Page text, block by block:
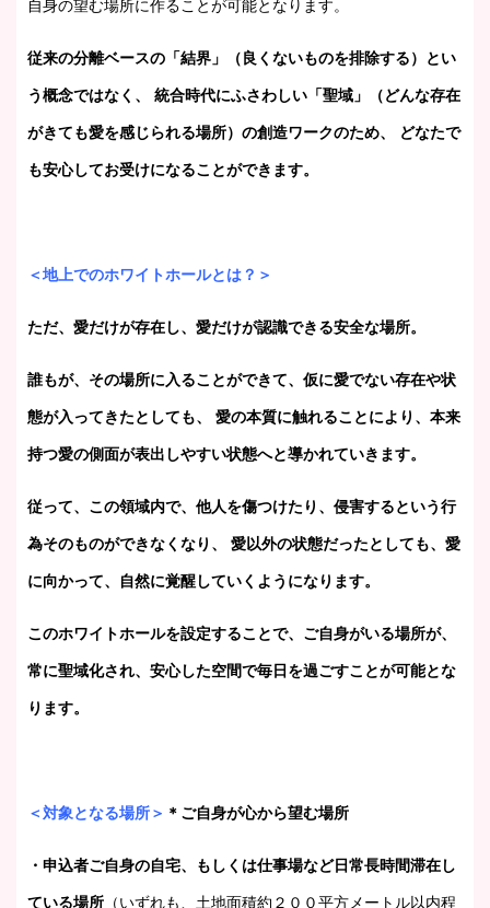
自身の望む場所に作ることが可能となります。
従来の分離ベースの「結界」（良くないものを排除する）とい
う概念ではなく、 統合時代にふさわしい「聖域」（どんな存在
がきても愛を感じられる場所）の創造ワークのため、 どなたで
も安心してお受けになることができます。
＜地上でのホワイトホールとは？＞
ただ、愛だけが存在し、愛だけが認識できる安全な場所。
誰もが、その場所に入ることができて、仮に愛でない存在や状
態が入ってきたとしても、 愛の本質に触れることにより、本来
持つ愛の側面が表出しやすい状態へと導かれていきます。
従って、この領域内で、他人を傷つけたり、侵害するという行
為そのものができなくなり、 愛以外の状態だったとしても、愛
に向かって、自然に覚醒していくようになります。
このホワイトホールを設定することで、ご自身がいる場所が、
常に聖域化され、安心した空間で毎日を過ごすことが可能とな
ります。
＜対象となる場所＞ ＊ご自身が心から望む場所
・申込者ご自身の自宅、もしくは仕事場など日常長時間滞在し
ている場所 （いずれも、土地面積約２００平方メートル以内程